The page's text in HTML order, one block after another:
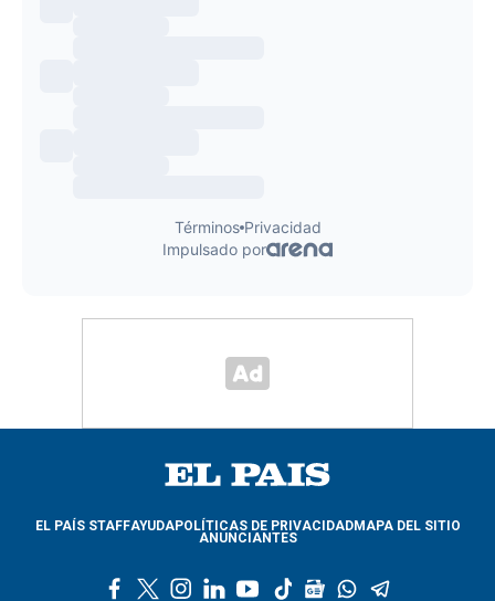
EL PAÍS STAFFAYUDAPOLÍTICAS DE PRIVACIDADMAPA DEL SITIO
ANUNCIANTES
l
y
t
g
w